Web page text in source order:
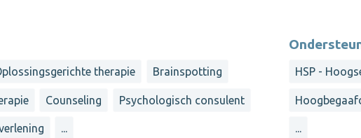
therapie Brainspotting
Counseling Psychologisch consulent
...
HSP -
...